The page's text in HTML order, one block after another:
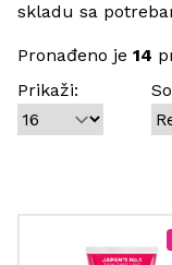
skladu sa
Pronađeno je 14
Prikaži: